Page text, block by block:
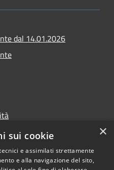
dal 14.01.2026
×
sui cookie
e assimilati strettamente
e alla navigazione del sito,